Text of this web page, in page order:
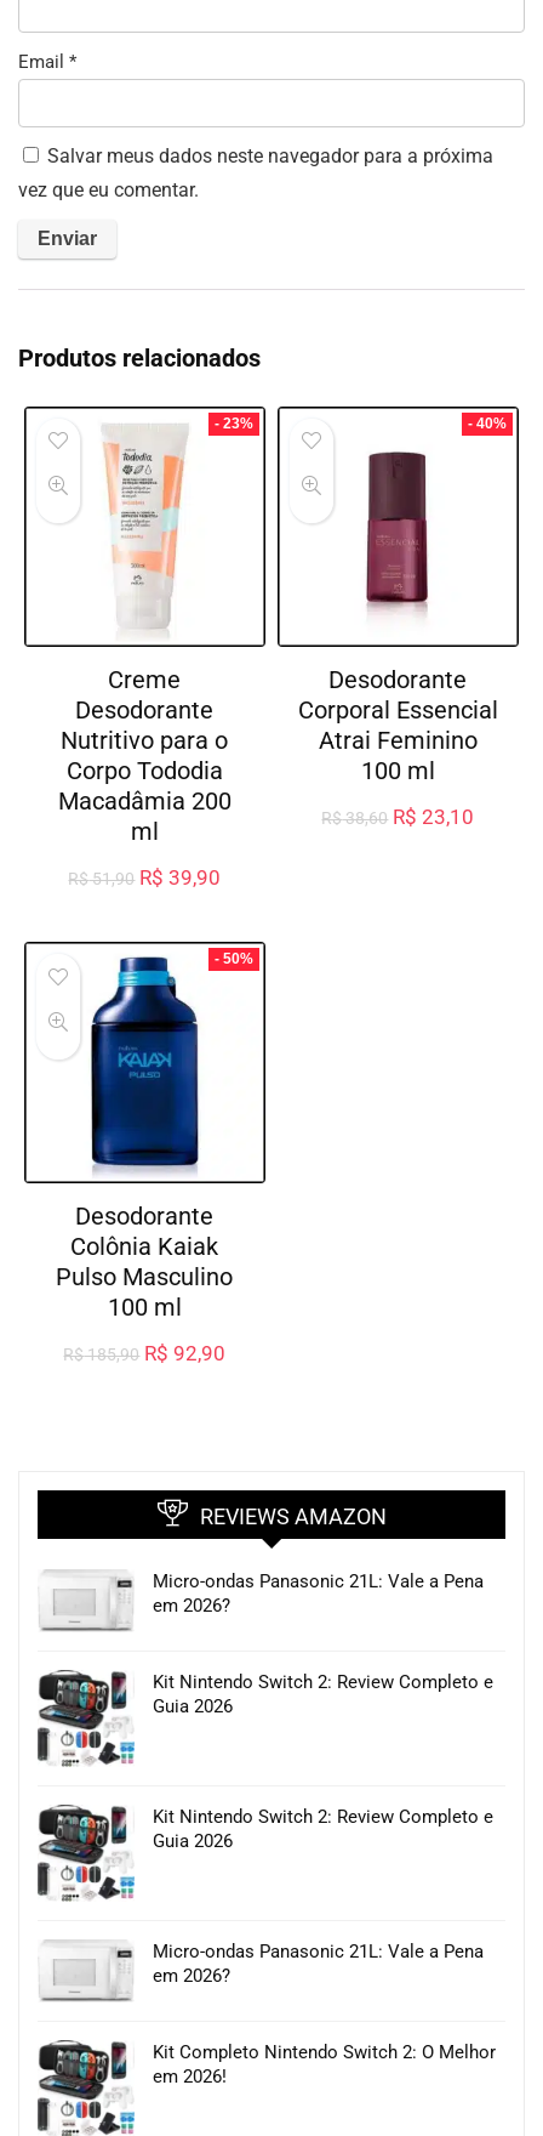
Email *
Salvar meus dados neste navegador para a próxima
vez que eu comentar.
Produtos relacionados
- 23%
Creme
Desodorante
Nutritivo para o
Corpo Tododia
Macadâmia 200
ml
R$51,90 R$ 39,90
- 40%
Desodorante
Corporal Essencial
Atrai Feminino
100 ml
R$38,60 R$ 23,10
- 50%
Desodorante
Colônia Kaiak
Pulso Masculino
100 ml
R$185,90 R$ 92,90
REVIEWS AMAZON
Micro-ondas Panasonic 21L: Vale a Pena
em 2026?
Kit Nintendo Switch 2: Review Completo e
Guia 2026
Kit Nintendo Switch 2: Review Completo e
Guia 2026
Micro-ondas Panasonic 21L: Vale a Pena
em 2026?
Kit Completo Nintendo Switch 2: O Melhor
em 2026!